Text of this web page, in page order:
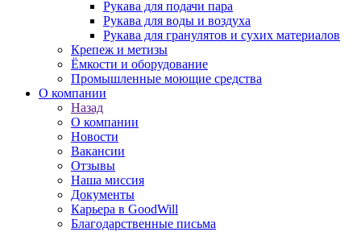
Рукава для подачи пара
Рукава для воды и воздуха
Рукава для гранулятов и сухих материалов
Крепеж и метизы
Ёмкости и оборудование
Промышленные моющие средства
О компании
Назад
О компании
Новости
Вакансии
Отзывы
Наша миссия
Документы
Карьера в GoodWill
Благодарственные письма